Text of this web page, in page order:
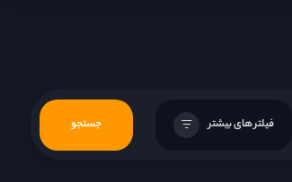
فیلتر های بیشتر جستجو